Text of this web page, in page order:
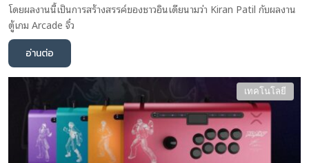
โดยผลงานนี้เป็นการสร้างสรรค์ของชาวอินเดียนามว่า Kiran Patil กับผลงาน
ตู้เกม Arcade จิ๋ว
อ่านต่อ
เทคโนโลยี